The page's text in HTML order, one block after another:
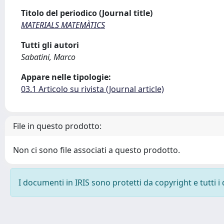
Titolo del periodico (Journal title)
MATERIALS MATEMÀTICS
Tutti gli autori
Sabatini, Marco
Appare nelle tipologie:
03.1 Articolo su rivista (Journal article)
File in questo prodotto:
Non ci sono file associati a questo prodotto.
I documenti in IRIS sono protetti da copyright e tutti